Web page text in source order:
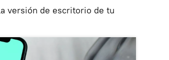
versión de escritorio de tu